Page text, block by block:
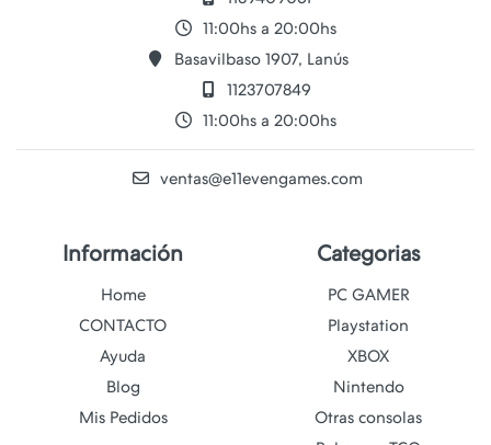
11:00hs a 20:00hs
Basavilbaso 1907, Lanús
1123707849
11:00hs a 20:00hs
ventas@e11evengames.com
Información
Home
CONTACTO
Ayuda
Blog
Mis Pedidos
Categorias
PC GAMER
Playstation
XBOX
Nintendo
Otras consolas